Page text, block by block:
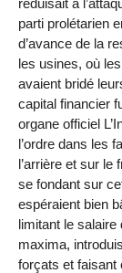
parti prolétarien
d’avance de la
les usines, où
avaient bridé
capital financier
organe officiel
l’ordre dans les
l’arrière et sur le
se fondant sur
espéraient bien
limitant le salaire
maxima,
forçats et faisant